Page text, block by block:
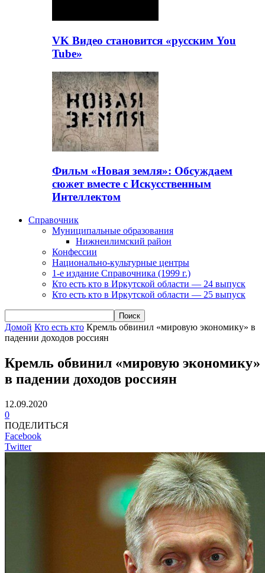
VK Видео становится «русским You
Tube»
Фильм «Новая земля»: Обсуждаем
сюжет вместе с Искусственным
Интеллектом
Справочник
Муниципальные образования
Нижнеилимский район
Конфессии
Национально-культурные центры
1-е издание Справочника (1999 г.)
Кто есть кто в Иркутской области — 24 выпуск
Кто есть кто в Иркутской области — 25 выпуск
Домой Кто есть кто Кремль обвинил «мировую экономику» в
падении доходов россиян
Кремль обвинил «мировую экономику»
в падении доходов россиян
12.09.2020
0
ПОДЕЛИТЬСЯ
Facebook
Twitter